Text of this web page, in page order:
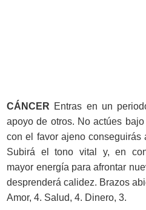
CÁNCER Entras en un
apoyo de otros. No actúes
con el favor ajeno conseguirás
Subirá el tono vital y, en
mayor energía para afrontar
desprenderá calidez. Brazos
Amor, 4. Salud, 4. Dinero, 3.